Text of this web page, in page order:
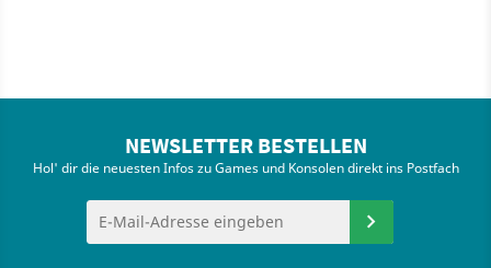
NEWSLETTER BESTELLEN
Hol' dir die neuesten Infos zu Games und Konsolen direkt ins Postfach